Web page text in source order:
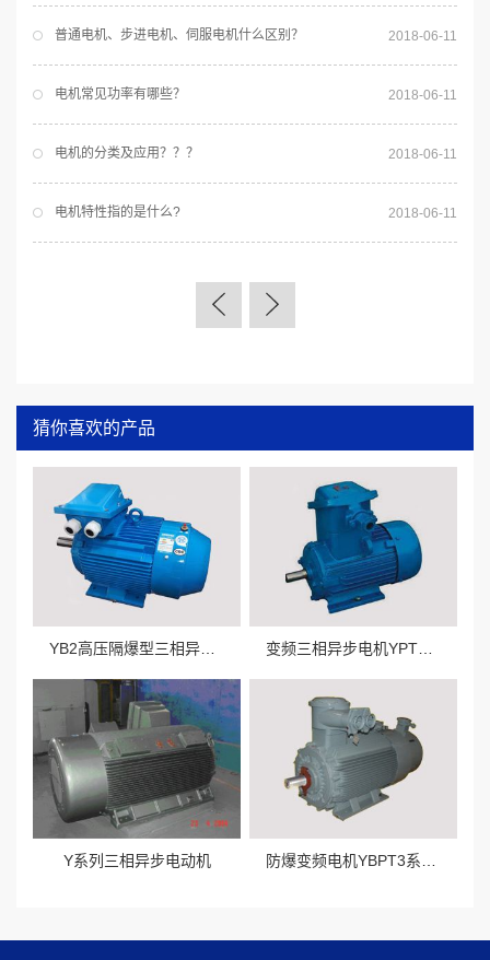
2018-06-11
普通电机、步进电机、伺服电机什么区别？
2018-06-11
电机常见功率有哪些？
2018-06-11
电机的分类及应用？？？
2018-06-11
电机特性指的是什么?
猜你喜欢的产品
YB2高压隔爆型三相异步电动机 变频三相异步电机YPT系列
Y系列三相异步电动机